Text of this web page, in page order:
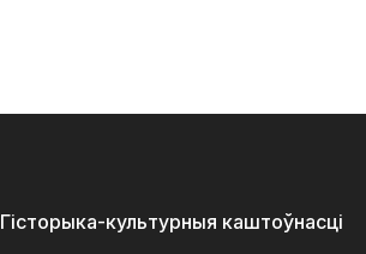
Гісторыка-культурныя каштоўнасці